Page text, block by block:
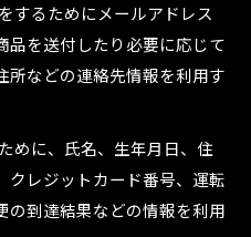
するためにメールアドレス
品を送付したり必要に応じて
所などの連絡先情報を利用す
めに、氏名、生年月日、住
クレジットカード番号、運転
の到達結果などの情報を利用